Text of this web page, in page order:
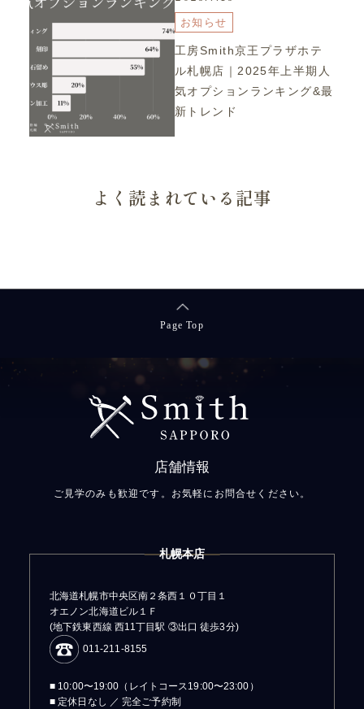
お知らせ
工房Smith京王プラザホテ
ル札幌店｜2025年上半期人
気オプションランキング&最
新トレンド
よく読まれている記事
Page Top
店舗情報
ご見学のみも歓迎です。お気軽にお問合せください。
札幌本店
北海道札幌市中央区南２条西１０丁目１
オエノン北海道ビル１Ｆ
(地下鉄東西線 西11丁目駅 ③出口 徒歩3分)
011-211-8155
■ 10:00〜19:00（レイトコース19:00〜23:00）
■ 定休日なし ／ 完全ご予約制